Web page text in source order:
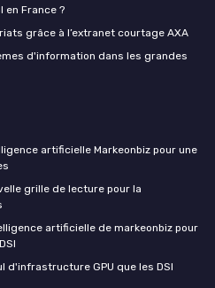
en France ?
grâce à l’extranet courtage AXA
d'information dans les grandes
artificielle Markeonbiz pour une
grille de lecture pour la
artificielle de markeonbiz pour
d'infrastructure GPU que les DSI